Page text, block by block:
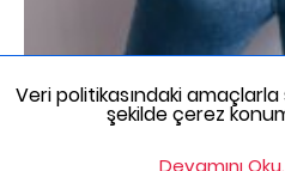
Kot pantolon ile ilgili
püf nokta
All Rights Reserved AMP
Veri politikasındaki
şekilde çerez
Devamını Oku.